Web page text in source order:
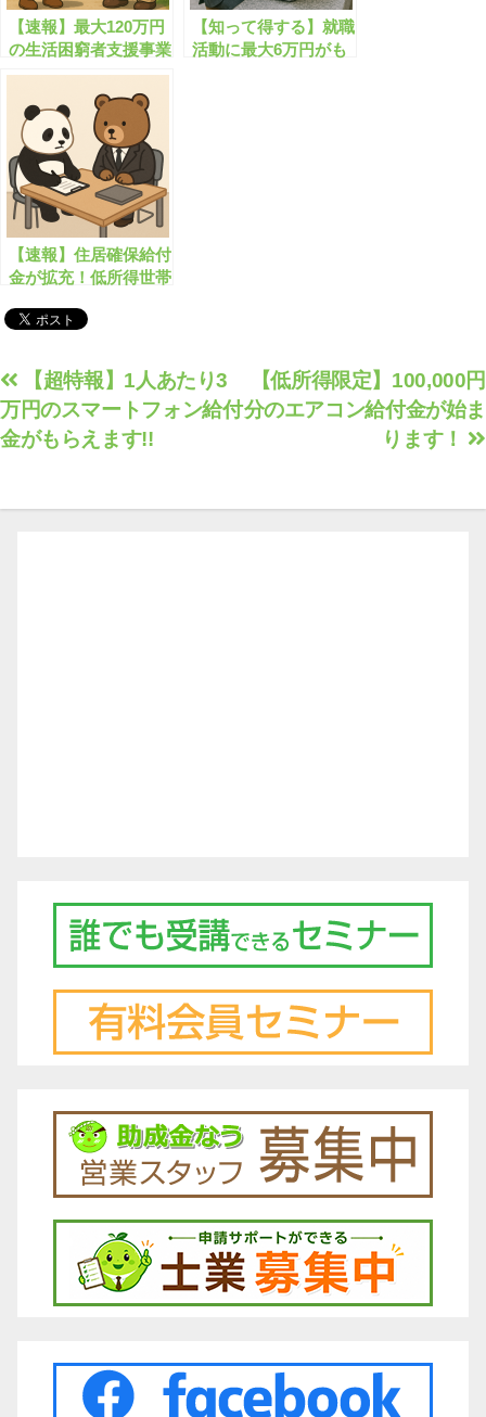
【速報】最大120万円
の生活困窮者支援事業
が始まります！
【知って得する】就職
活動に最大6万円がも
【速報】住居確保給付
金が拡充！低所得世帯
投
稿
ナ
ゲ
【低所得限定】100,000円
分のエアコン給付金が始ま
ります！
【超特報】1人あたり3
万円のスマートフォン給付
金がもらえます!!